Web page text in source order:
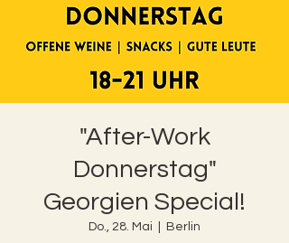
"After-Work
Donnerstag"
Georgien Special!
Do., 28. Mai Berlin